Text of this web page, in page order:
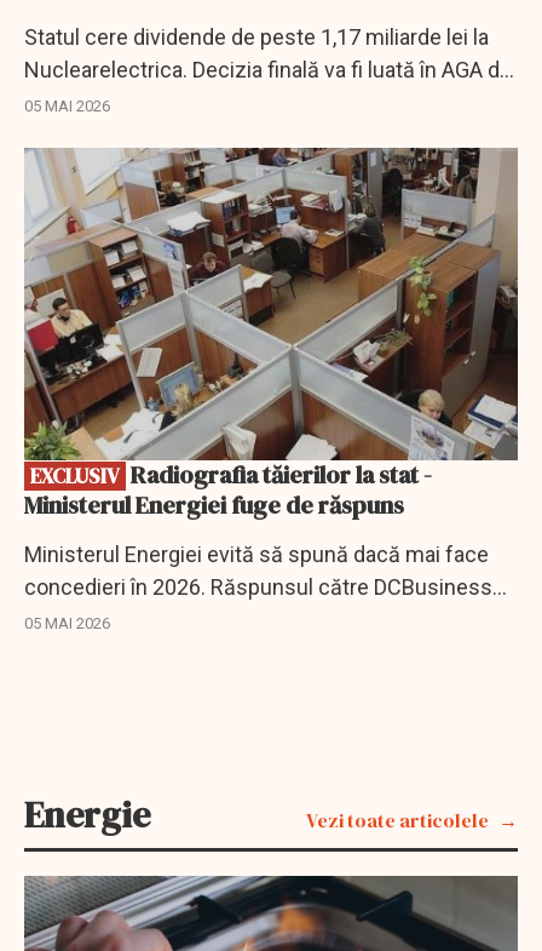
Statul cere dividende de peste 1,17 miliarde lei la
Nuclearelectrica. Decizia finală va fi luată în AGA din
22 mai 2026.
05 MAI 2026
EXCLUSIV
EXCLUSIV
Ministerul Energiei fuge de răspuns
Ministerul Energiei evită să spună dacă mai face
concedieri în 2026. Răspunsul către DCBusiness
se bazează pe măsuri vechi și ocolește întrebările-
05 MAI 2026
Energie Vezi toate articolele